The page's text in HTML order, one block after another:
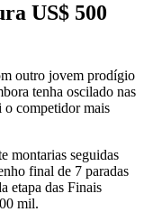
US$ 500
outro jovem prodígio
tenha oscilado nas
o competidor mais
montarias seguidas
final de 7 paradas
etapa das Finais
mil.